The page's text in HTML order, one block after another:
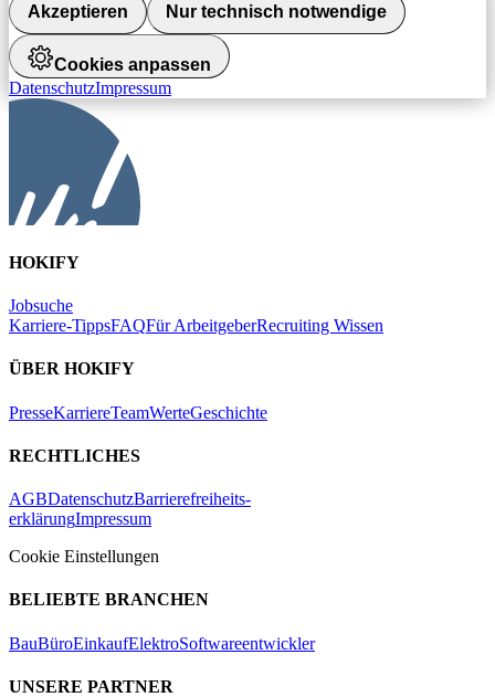
Akzeptieren Nur technisch notwendige
Cookies anpassen
DatenschutzImpressum
HOKIFY
Jobsuche
Karriere-TippsFAQFür ArbeitgeberRecruiting Wissen
ÜBER HOKIFY
PresseKarriereTeamWerteGeschichte
RECHTLICHES
AGBDatenschutzBarrierefreiheits-
erklärungImpressum
Cookie Einstellungen
BELIEBTE BRANCHEN
BauBüroEinkaufElektroSoftwareentwickler
UNSERE PARTNER